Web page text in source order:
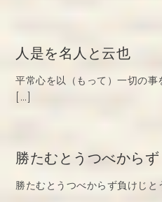
人是を名人と云也
平常心を以（もって）一切の
[…]
勝たむとうつべからず
勝たむとうつべからず負けじ